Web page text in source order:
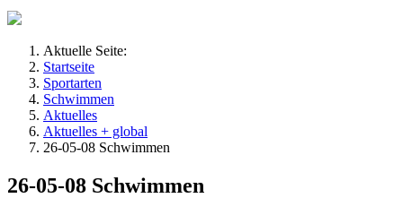
Aktuelle Seite:
Startseite
Sportarten
Schwimmen
Aktuelles
Aktuelles + global
26-05-08 Schwimmen
26-05-08 Schwimmen